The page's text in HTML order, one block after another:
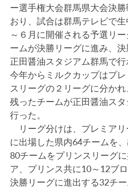
ー選手権大会群馬県大会決
おり、試合は群馬テレビで
～６月に開催される予選リ
ームが決勝リーグに進み、
正田醤油スタジアム群馬で行
今年からミルクカップはプ
スリーグの２リーグに分か
残ったチームが正田醤油ス
行った。
リーグ分けは、プレミア
に出場した県内64チームを
80チームをプリンスリーグ
ア、プリンス共に10～12ブ
決勝リーグに進出する32チー